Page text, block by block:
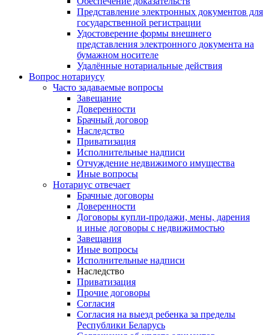
Представление электронных документов для
государственной регистрации
Удостоверение формы внешнего
представления электронного документа на
бумажном носителе
Удалённые нотариальные действия
Вопрос нотариусу
Часто задаваемые вопросы
Завещание
Доверенности
Брачный договор
Наследство
Приватизация
Исполнительные надписи
Отчуждение недвижимого имущества
Иные вопросы
Нотариус отвечает
Брачные договоры
Доверенности
Договоры купли-продажи, мены, дарения
и иные договоры с недвижимостью
Завещания
Иные вопросы
Исполнительные надписи
Наследство
Приватизация
Прочие договоры
Согласия
Согласия на выезд ребенка за пределы
Республики Беларусь